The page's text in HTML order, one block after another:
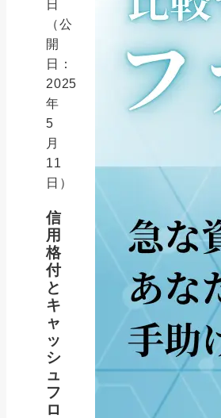
日
（公
開
日：
2025
年
5
月
11
日）
信
用
格
付
と
キ
ャ
ッ
シ
ュ
フ
ロ